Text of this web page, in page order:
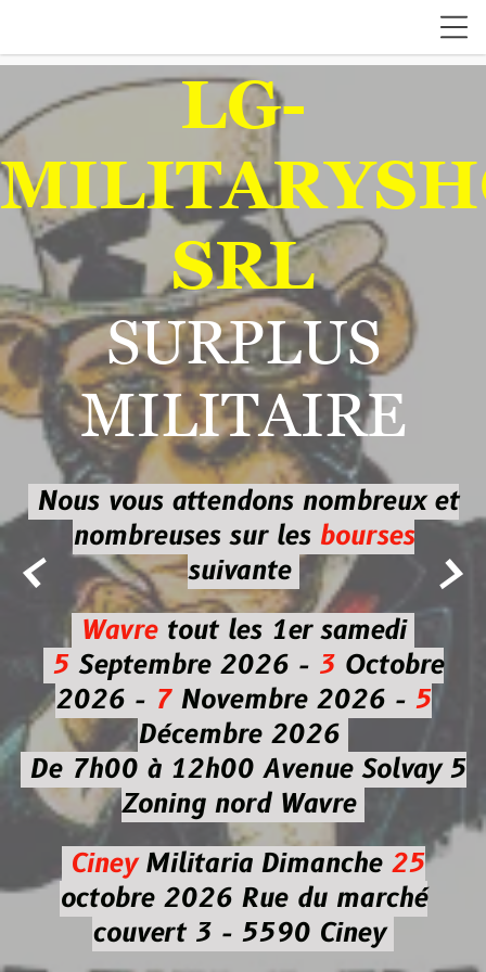
 
LG-
SRL
SURPLUS
MILITAIRE
Nous vous attendons nombreux et
nombreuses sur les bourses
suivante
Wavretout les 1er samedi
5Septembre 2026 - 3Octobre
2026 -7Novembre 2026 - 5
Décembre 2026
De 7h00 à 12h00 Avenue Solvay 5
Zoning nord Wavre
CineyMilitaria Dimanche 25
octobre 2026Rue du marché
couvert 3 - 5590 Ciney